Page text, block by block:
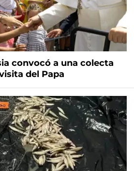
convocó a una colecta
del Papa